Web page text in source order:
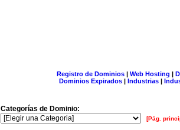
Registro de Dominios| Web Hosting |
Dominios Expirados | Industrias |
Categorías de Dominio:
[Pág.